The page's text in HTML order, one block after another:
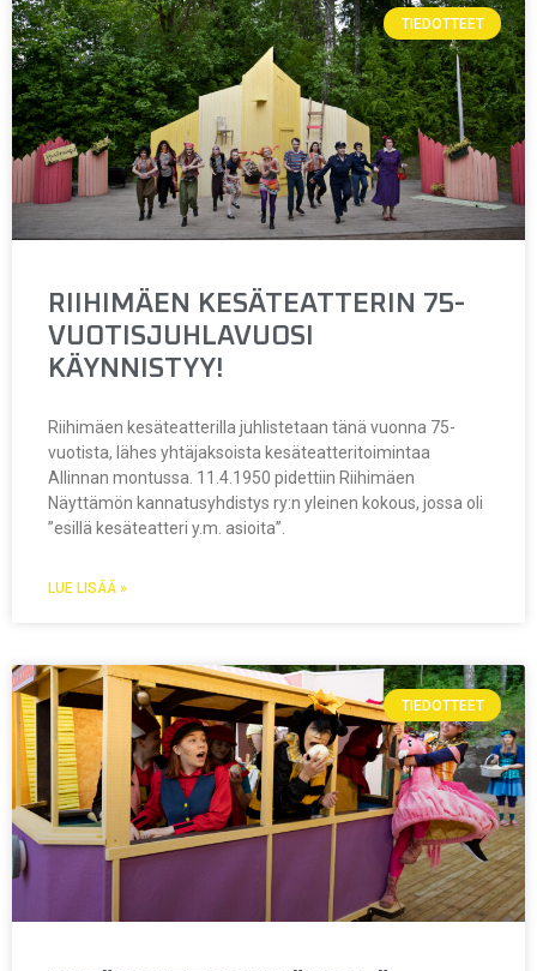
TIEDOTTEET
RIIHIMÄEN KESÄTEATTERIN 75-
VUOTISJUHLAVUOSI
KÄYNNISTYY!
Riihimäen kesäteatterilla juhlistetaan tänä vuonna 75-
vuotista, lähes yhtäjaksoista kesäteatteritoimintaa
Allinnan montussa. 11.4.1950 pidettiin Riihimäen
Näyttämön kannatusyhdistys ry:n yleinen kokous, jossa oli
”esillä kesäteatteri y.m. asioita”.
LUE LISÄÄ »
TIEDOTTEET